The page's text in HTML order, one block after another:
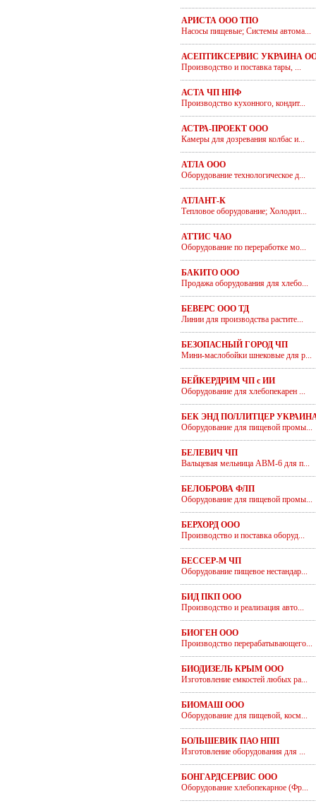
АРИСТА ООО ТПО
Насосы пищевые; Системы автома...
АСЕПТИКСЕРВИС УКРАИНА
Производство и поставка тары, ...
АСТА ЧП НПФ
Производство кухонного, кондит...
АСТРА-ПРОЕКТ ООО
Камеры для дозревания колбас и...
АТЛА ООО
Оборудование технологическое д...
АТЛАНТ-К
Тепловое оборудование; Холодил...
АТТИС ЧАО
Оборудование по переработке мо...
БАКИТО ООО
Продажа оборудования для хлебо...
БЕВЕРС ООО ТД
Линии для производства растите...
БЕЗОПАСНЫЙ ГОРОД ЧП
Мини-маслобойки шнековые для р...
БЕЙКЕРДРИМ ЧП с ИИ
Оборудование для хлебопекарен ...
БЕК ЭНД ПОЛЛИТЦЕР
Оборудование для пищевой промы...
БЕЛЕВИЧ ЧП
Вальцевая мельница АВМ-6 для п...
БЕЛОБРОВА ФЛП
Оборудование для пищевой промы...
БЕРХОРД ООО
Производство и поставка оборуд...
БЕССЕР-М ЧП
Оборудование пищевое нестандар...
БИД ПКП ООО
Производство и реализация авто...
БИОГЕН ООО
Производство перерабатывающего...
БИОДИЗЕЛЬ КРЫМ ООО
Изготовление емкостей любых ра...
БИОМАШ ООО
Оборудование для пищевой, косм...
БОЛЬШЕВИК ПАО НПП
Изготовление оборудования для ...
БОНГАРДСЕРВИС ООО
Оборудование хлебопекарное (Фр...